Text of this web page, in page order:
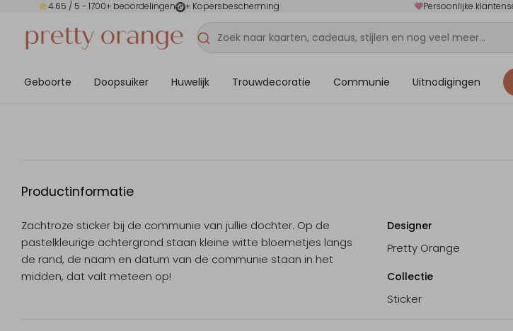
4.65 / 5 - 1700+ beoordelingen + Kopersbescherming Persoonlijke
Geboorte Doopsuiker Huwelijk Trouwdecoratie Communie Uitnodigingen
Productinformatie
Zachtroze sticker bij de communie van jullie dochter. Op de
pastelkleurige achtergrond staan kleine witte bloemetjes langs
de rand, de naam en datum van de communie staan in het
midden, dat valt meteen op!
Designer
Pretty Orange
Collectie
Sticker